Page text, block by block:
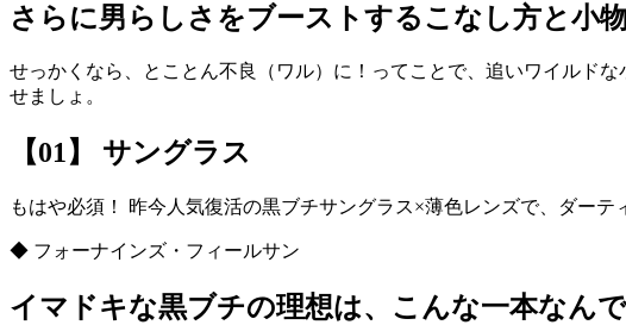
さらに男らしさをブーストするこなし方と小
せっかくなら、とことん不良（ワル）に！ってことで、追いワイルド
せましょ。
【01】 サングラス
もはや必須！ 昨今人気復活の黒ブチサングラス×薄色レンズで、ダーテ
◆ フォーナインズ・フィールサン
イマドキな黒ブチの理想は、こんな一本なん